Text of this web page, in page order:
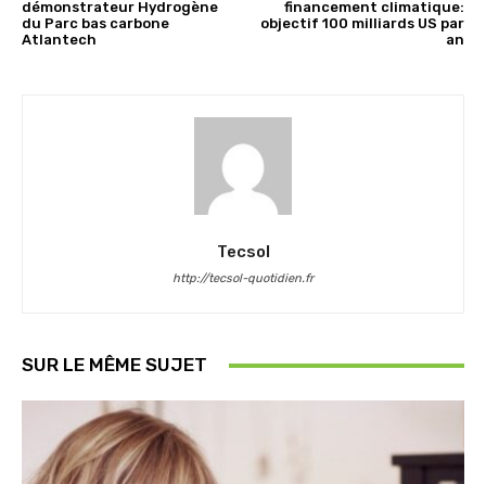
démonstrateur Hydrogène
du Parc bas carbone
Atlantech
financement climatique:
objectif 100 milliards US par
an
Tecsol
http://tecsol-quotidien.fr
SUR LE MÊME SUJET